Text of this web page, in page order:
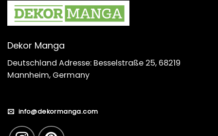
Dekor Manga
Deutschland Adresse: Besselstraße 25, 68219
Mannheim, Germany
info@dekormanga.com